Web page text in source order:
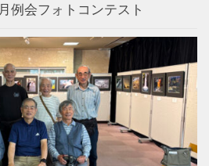
例会フォトコンテスト